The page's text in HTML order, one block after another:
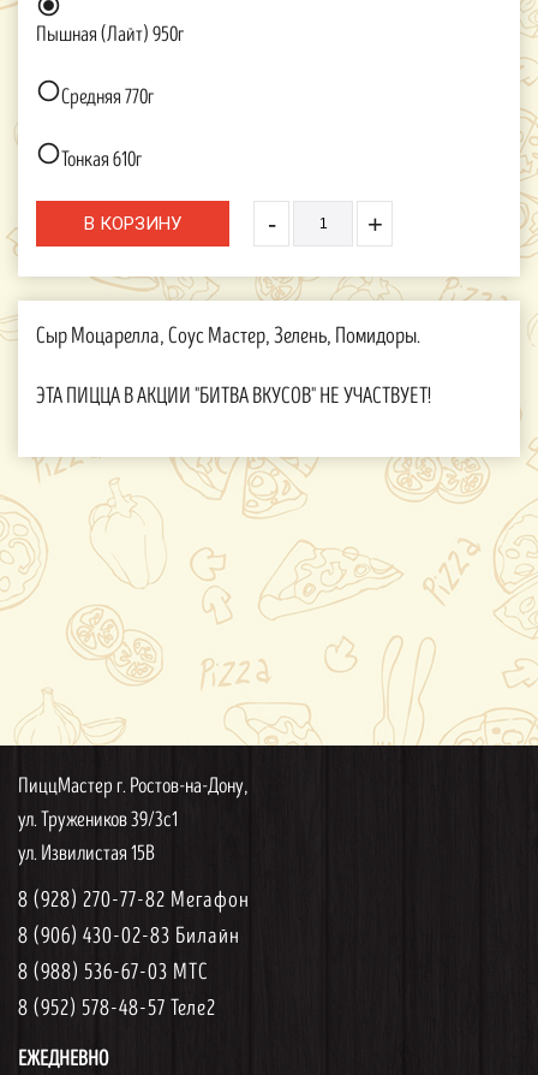

Пышная (Лайт) 950г
Средняя 770г
Тонкая 610г
- +
Сыр Моцарелла, Соус Мастер, Зелень, Помидоры.
ЭТА ПИЦЦА В АКЦИИ "БИТВА ВКУСОВ" НЕ УЧАСТВУЕТ!
ПиццМастер г. Ростов-на-Дону,
ул. Тружеников 39/3с1
ул. Извилистая 15В
8 (928) 270-77-82 Мегафон
8 (906) 430-02-83 Билайн
8 (988) 536-67-03 МТС
8 (952) 578-48-57 Теле2
ЕЖЕДНЕВНО